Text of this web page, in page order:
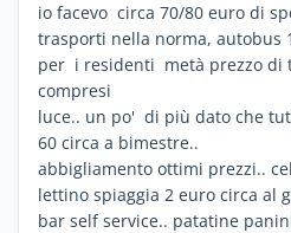
io facevo circa 70/80 euro di
trasporti nella norma, autobus
per i residenti metà prezzo di
compresi
luce.. un po' di più dato che
60 circa a bimestre..
abbigliamento ottimi prezzi..
lettino spiaggia 2 euro circa al
bar self service.. patatine